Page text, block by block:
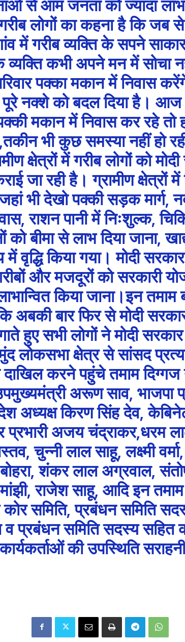
से आम जनता को ज्यादा
गरीब लोगों का कहना है कि जब
में गरीब व्यक्ति के सपने
व्यक्ति कभी अपने मन में सोचा
पक्का मकान में निवास
नक्शे को बदल दिया है।
मकान में निवास कर रहे
भी कुछ समस्या नहीं हो
क्षेत्रों में गरीब लोगों को
जा रही है। ग्रामीण क्षेत्रों में
भी देखो पक्की सड़क मार्ग,
राशन पानी में निःशुल्क,
को बीमा से लाभ दिया जाना,
वृद्धि किया गया। मोदी
और मजदूरों को सरकारी
किया जाना।इन
अबकी बार फिर से मोदी
हुए सभी लोगों ने मोदी
लोकसभा क्षेत्र से सांसद
करने पहुंचे तमाम
अरूण साव, भाजपा
अध्यक्ष किरण सिंह देव,
अजय चंद्राकर,धरम
चुन्नी लाल साहू, लक्ष्मी
शंकर लाल अग्रवाल,
मांझी, राजेश साहू, आदि इन
समिति, प्रबंधन समिति
व प्रबंधन समिति सदस्य सहित
की उपस्थिति